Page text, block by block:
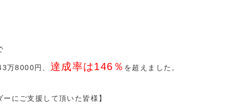
万8000円、 達成率は146 ％ を超えました。
にご支援して頂いた皆様】